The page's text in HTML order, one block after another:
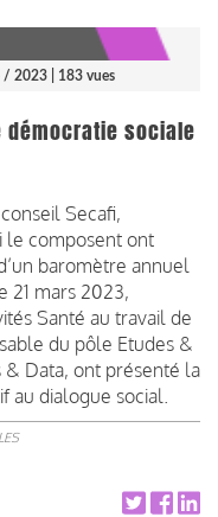
/ 2023 | 183 vues
démocratie sociale
Secafi,
le composent ont
baromètre annuel
21 mars 2023,
Santé au travail de
du pôle Etudes &
& Data, ont présenté la
dialogue social.